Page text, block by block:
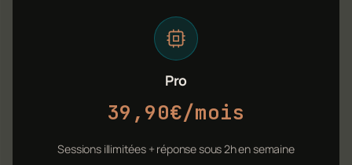
Pro
39,90€/mois
Sessions illimitées + réponse sous 2h en semaine